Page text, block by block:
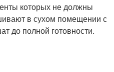
которых не должны
в сухом помещении с
до полной готовности.